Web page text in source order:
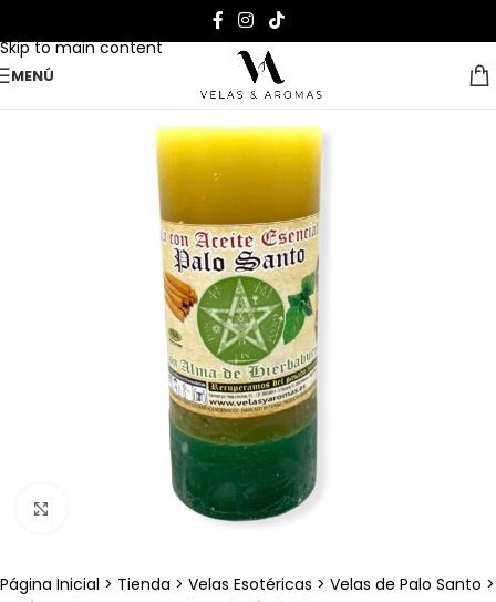
Skip to main content
MENÚ
Clic para ampliar
Página Inicial > Tienda > Velas Esotéricas > Velas de Palo Santo >